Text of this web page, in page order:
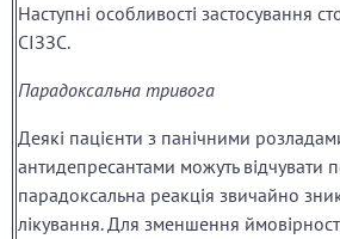
Наступні особливості застосування
СІЗЗС.
Парадоксальна тривога
Деякі пацієнти з панічними
антидепресантами можуть відчувати
парадоксальна реакція звичайно
лікування. Для зменшення